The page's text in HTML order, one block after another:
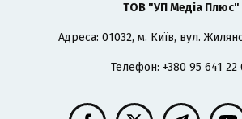
ТОВ "УП Медіа Плюс"
Адреса: 01032, м. Київ, вул.
Телефон: +380 95 641 22